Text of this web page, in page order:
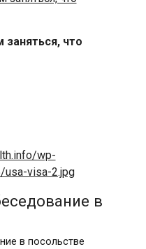
заняться, что
в
в посольстве